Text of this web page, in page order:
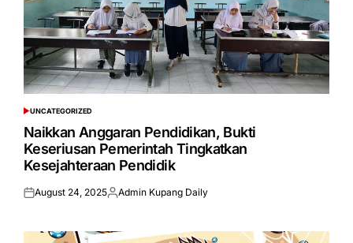
POSTED
IN
UNCATEGORIZED
Naikkan Anggaran Pendidikan, Bukti
Keseriusan Pemerintah Tingkatkan
Kesejahteraan Pendidik
Posted
August 24, 2025Posted
Admin Kupang Daily